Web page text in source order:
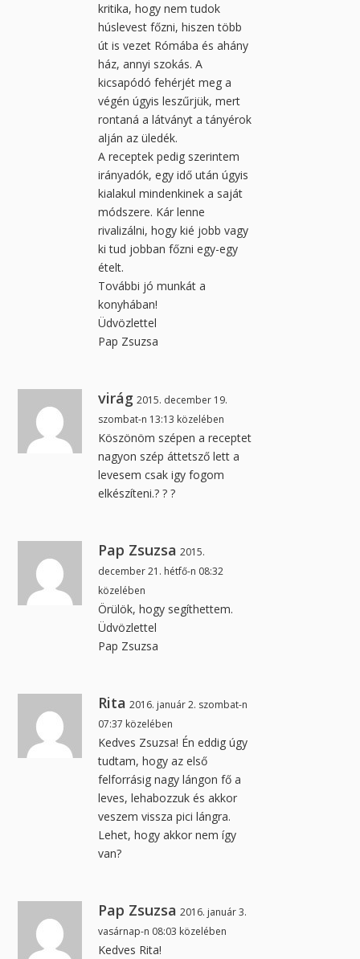
kritika, hogy nem tudok
húslevest főzni, hiszen több
út is vezet Rómába és ahány
ház, annyi szokás. A
kicsapódó fehérjét meg a
végén úgyis leszűrjük, mert
rontaná a látványt a tányérok
alján az üledék.
A receptek pedig szerintem
irányadók, egy idő után úgyis
kialakul mindenkinek a saját
módszere. Kár lenne
rivalizálni, hogy kié jobb vagy
ki tud jobban főzni egy-egy
ételt.
További jó munkát a
konyhában!
Üdvözlettel
Pap Zsuzsa
virág 2015. december 19.
szombat-n 13:13 közelében
Köszönöm szépen a receptet
nagyon szép áttetsző lett a
levesem csak igy fogom
elkészíteni.? ? ?
Pap Zsuzsa 2015.
december 21. hétfő-n 08:32
közelében
Örülök, hogy segíthettem.
Üdvözlettel
Pap Zsuzsa
Rita 2016. január 2. szombat-n
07:37 közelében
Kedves Zsuzsa! Én eddig úgy
tudtam, hogy az első
felforrásig nagy lángon fő a
leves, lehabozzuk és akkor
veszem vissza pici lángra.
Lehet, hogy akkor nem így
van?
Pap Zsuzsa 2016. január 3.
vasárnap-n 08:03 közelében
Kedves Rita!